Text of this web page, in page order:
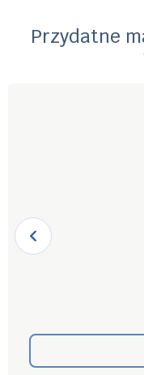
Przydatne